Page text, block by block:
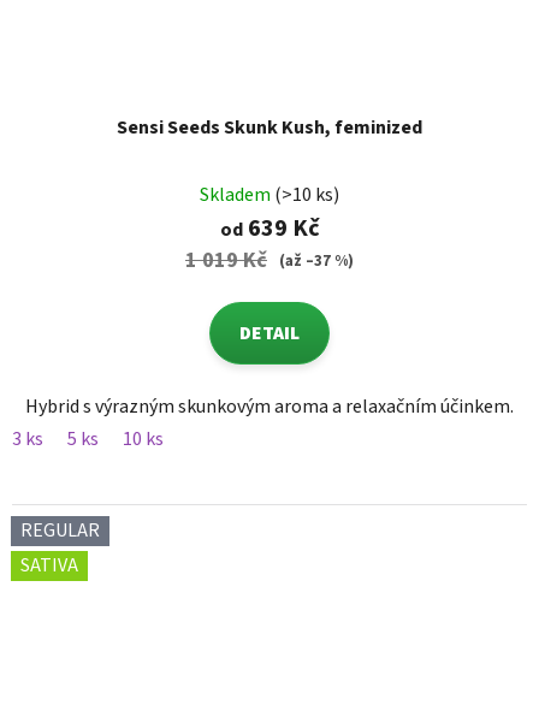
Sensi Seeds Skunk Kush, feminized
Skladem (>10 ks)
od639 Kč
1 019 Kč (až –37 %)
DETAIL
Hybrid s výrazným skunkovým aroma a relaxačním účinkem.
3 ks
5 ks 10 ks
REGULAR
SATIVA